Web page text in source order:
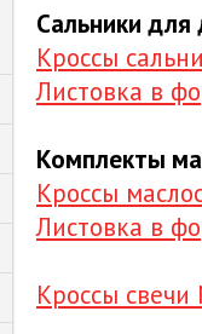
Сальники для
Кроссы
Листовка в
Комплекты
Кроссы
Листовка в
Кроссы